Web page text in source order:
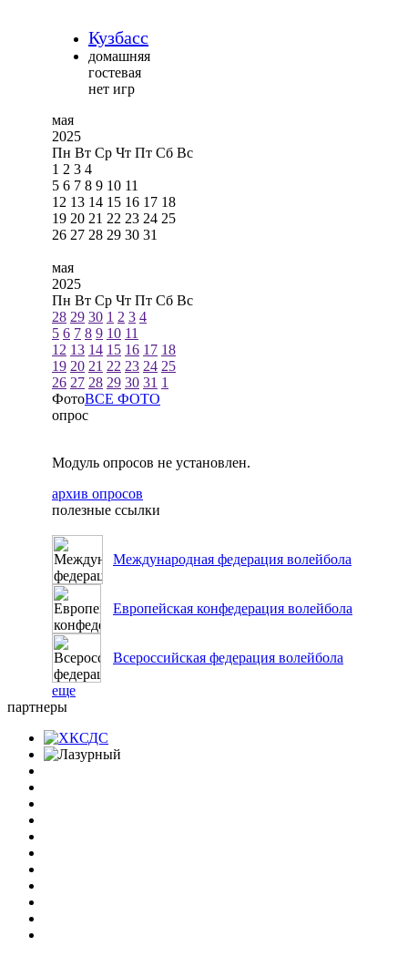
Кузбасс
домашняя
гостевая
нет игр
мая
2025
Пн Вт Ср Чт Пт Сб Вс
1 2 3 4
5 6 7 8 9 10 11
12 13 14 15 16 17 18
19 20 21 22 23 24 25
26 27 28 29 30 31
мая
2025
Пн Вт Ср Чт Пт Сб Вс
28 29 30 1 2 3 4
5 6 7 8 9 10 11
12 13 14 15 16 17 18
19 20 21 22 23 24 25
26 27 28 29 30 31 1
ФотоВСЕ ФОТО
опрос
Модуль опросов не установлен.
архив опросов
полезные ссылки
Международная федерация волейбола
Европейская конфедерация волейбола
Всероссийская федерация волейбола
еще
партнеры